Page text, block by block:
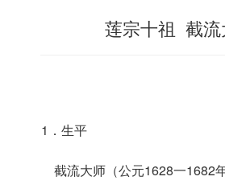
莲宗十祖 截流
1．生平
截流大师（公元1628一1682